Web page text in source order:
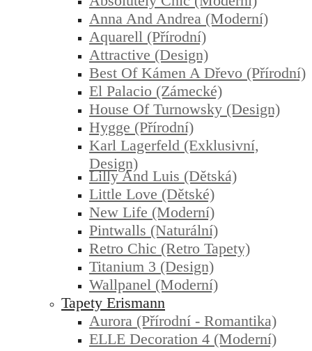
Anna And Andrea (moderní)
Aquarell (přírodní)
Attractive (design)
Best Of Kámen A Dřevo (přírodní)
El Palacio (zámecké)
House Of Turnowsky (design)
Hygge (přírodní)
Karl Lagerfeld (exklusivní,
Design)
Lilly And Luis (dětská)
Little Love (dětské)
New Life (moderní)
Pintwalls (naturální)
Retro Chic (retro Tapety)
Titanium 3 (design)
Wallpanel (moderní)
Tapety Erismann
Aurora (přírodní - Romantika)
ELLE Decoration 4 (moderní)